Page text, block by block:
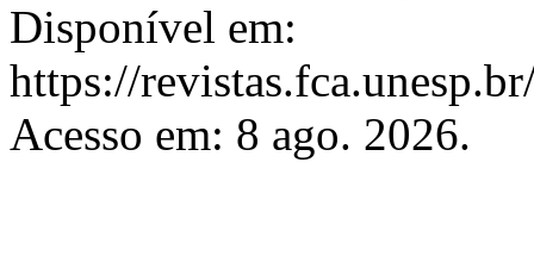
Disponível em:
https://
Acesso em: 8 ago. 2026.